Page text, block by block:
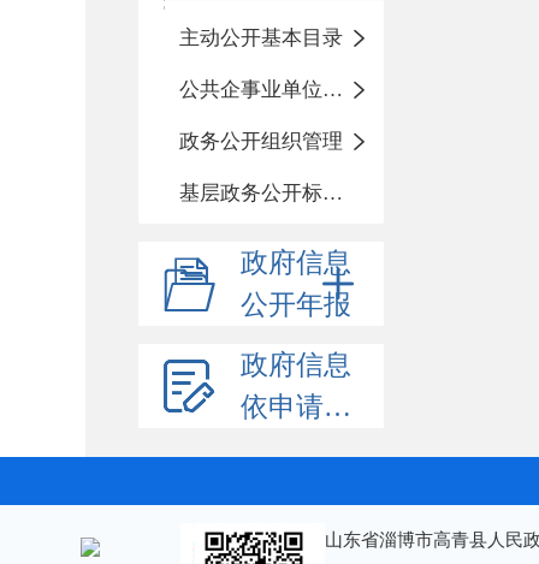
主动公开基本目录
公共企事业单位信息公开
政务公开组织管理
基层政务公开标准目录
政府信息
公开年报
政府信息
依申请公开
山东省淄博市高青县人民